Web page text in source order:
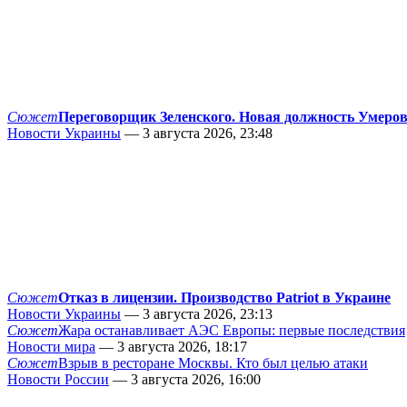
СюжетПереговорщик Зеленского. Новая должность
Новости Украины — 3 августа 2026, 23:48
СюжетОтказ в лицензии. Производство Patriot в Украине
Новости Украины — 3 августа 2026, 23:13
СюжетЖара останавливает АЭС Европы: первые последствия
Новости мира — 3 августа 2026, 18:17
СюжетВзрыв в ресторане Москвы. Кто был целью атаки
Новости России — 3 августа 2026, 16:00